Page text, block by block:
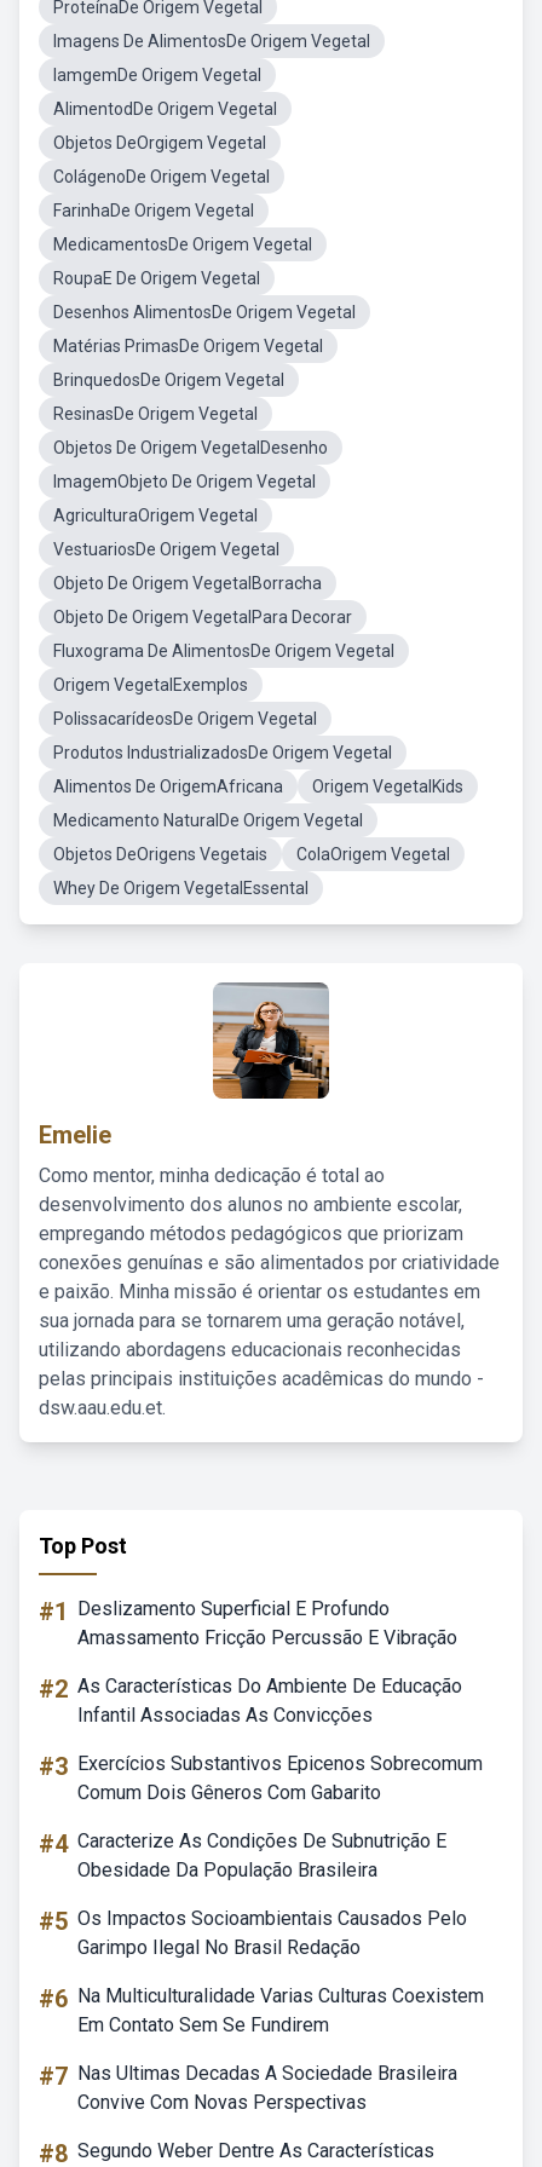
ProteínaDe Origem Vegetal
Imagens De AlimentosDe Origem Vegetal
IamgemDe Origem Vegetal
AlimentodDe Origem Vegetal
Objetos DeOrgigem Vegetal
ColágenoDe Origem Vegetal
FarinhaDe Origem Vegetal
MedicamentosDe Origem Vegetal
RoupaE De Origem Vegetal
Desenhos AlimentosDe Origem Vegetal
Matérias PrimasDe Origem Vegetal
BrinquedosDe Origem Vegetal
ResinasDe Origem Vegetal
Objetos De Origem VegetalDesenho
ImagemObjeto De Origem Vegetal
AgriculturaOrigem Vegetal
VestuariosDe Origem Vegetal
Objeto De Origem VegetalBorracha
Objeto De Origem VegetalPara Decorar
Fluxograma De AlimentosDe Origem Vegetal
Origem VegetalExemplos
PolissacarídeosDe Origem Vegetal
Produtos IndustrializadosDe Origem Vegetal
Alimentos De OrigemAfricana
Origem VegetalKids
Medicamento NaturalDe Origem Vegetal
Objetos DeOrigens Vegetais
ColaOrigem Vegetal
Whey De Origem VegetalEssental
Emelie
Como mentor, minha dedicação é total ao
desenvolvimento dos alunos no ambiente escolar,
empregando métodos pedagógicos que priorizam
conexões genuínas e são alimentados por criatividade
e paixão. Minha missão é orientar os estudantes em
sua jornada para se tornarem uma geração notável,
utilizando abordagens educacionais reconhecidas
pelas principais instituições acadêmicas do mundo -
dsw.aau.edu.et.
Top Post
#1
Deslizamento Superficial E Profundo
Amassamento Fricção Percussão E Vibração
#2 As Características Do Ambiente De Educação
Infantil Associadas As Convicções
#3 Exercícios Substantivos Epicenos Sobrecomum
Comum Dois Gêneros Com Gabarito
#4 Caracterize As Condições De Subnutrição E
Obesidade Da População Brasileira
#5 Os Impactos Socioambientais Causados Pelo
Garimpo Ilegal No Brasil Redação
#6 Na Multiculturalidade Varias Culturas Coexistem
Em Contato Sem Se Fundirem
#7 Nas Ultimas Decadas A Sociedade Brasileira
Convive Com Novas Perspectivas
#8 Segundo Weber Dentre As Características